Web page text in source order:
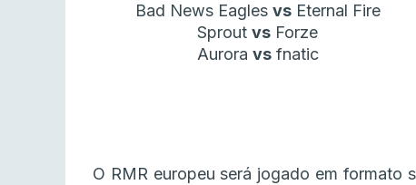
Bad News Eagles vsEternal Fire
Sprout vs Forze
Aurora vsfnatic
O RMR europeu será jogado em formato